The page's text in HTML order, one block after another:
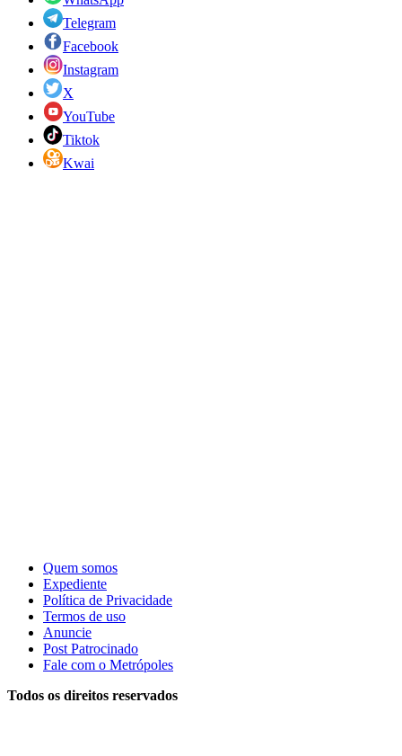
Telegram
Facebook
Instagram
X
YouTube
Tiktok
Kwai
Quem somos
Expediente
Política de Privacidade
Termos de uso
Anuncie
Post Patrocinado
Fale com o Metrópoles
Todos os direitos reservados